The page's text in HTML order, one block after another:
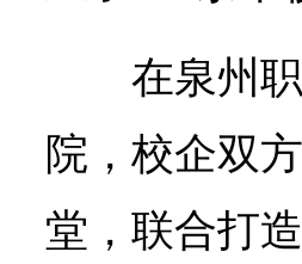
在泉州
院，校企双
堂，联合打